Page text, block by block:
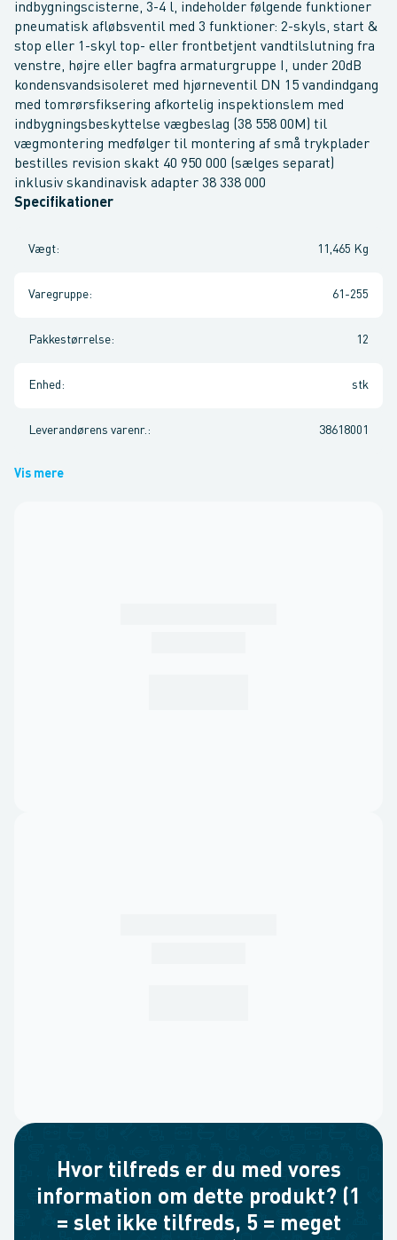
indbygningscisterne, 3-4 l, indeholder følgende funktioner
pneumatisk afløbsventil med 3 funktioner: 2-skyls, start &
stop eller 1-skyl top- eller frontbetjent vandtilslutning fra
venstre, højre eller bagfra armaturgruppe I, under 20dB
kondensvandsisoleret med hjørneventil DN 15 vandindgang
med tomrørsfiksering afkortelig inspektionslem med
indbygningsbeskyttelse vægbeslag (38 558 00M) til
vægmontering medfølger til montering af små trykplader
bestilles revision skakt 40 950 000 (sælges separat)
inklusiv skandinavisk adapter 38 338 000
Specifikationer
Vægt: 11,465 Kg
Varegruppe: 61-255
Pakkestørrelse: 12
Enhed : stk
Leverandørens varenr. : 38618001
Vis mere
Hvor tilfreds er du med vores
information om dette produkt? (1
= slet ikke tilfreds, 5 = meget